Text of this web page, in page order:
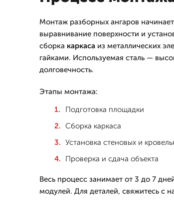
Монтаж разборных ангаров
выравнивание поверхности и
сборка каркаса из металлических
гайками. Используемая сталь —
долговечность.
Этапы монтажа:
Подготовка площадки
Сборка каркаса
Установка стеновых и
Проверка и сдача объекта
Весь процесс занимает от 3 до 7
модулей. Для деталей, свяжитесь с